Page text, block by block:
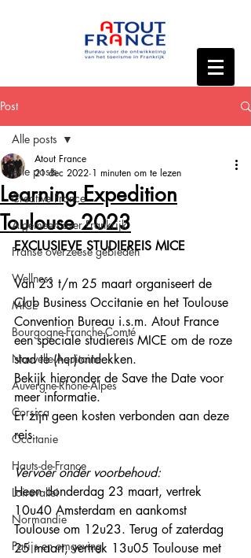
Post
Alle posts
Creative France
Algemeen over Frankrijk
Franse overzeese gebieden
Wellness
MICE
Bourgogne-Franche-Comté
Nouvelle-Aquitaine
Auvergne-Rhône-Alpes
Corsica
Occitanie
Hauts-de-France
Loirevallei
Normandie
Parijs en omgeving
Alle posts
Learning Expedition
Toulouse 2023
Atout France
21 dec 2022 1 minuten om te lezen
EXCLUSIEVE STUDIEREIS MICE
Van 23 t/m 25 maart organiseert de
Club Business Occitanie en het Toulouse
Convention Bureau i.s.m. Atout France
een speciale studiereis MICE om de roze
stad te (her)ontdekken.
Bekijk hieronder de Save the Date voor
meer informatie.
Er zijn geen kosten verbonden aan deze
reis.
Vervoer onder voorbehoud:
Heen donderdag 23 maart, vertrek
10u40 Amsterdam en aankomst
Toulouse om 12u23. Terug of zaterdag
25 maart, vertrek 13u05 Toulouse met